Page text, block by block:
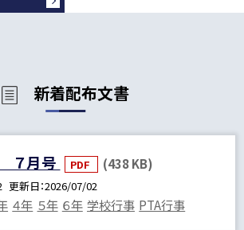
新着配布文書
７月号 PDF (438 KB)
更新日 2026/07/02
４年 ５年 ６年 学校行事 PTA行事